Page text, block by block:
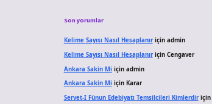
Son yorumlar
Kelime Sayısı Nasıl Hesaplanıriçin admin
Kelime Sayısı Nasıl Hesaplanıriçin Cengaver
Ankara Sakin Miiçin admin
Ankara Sakin Miiçin Karar
Servet-I Fünun Edebiyatı Temsilcileri Kimlerdiriçin